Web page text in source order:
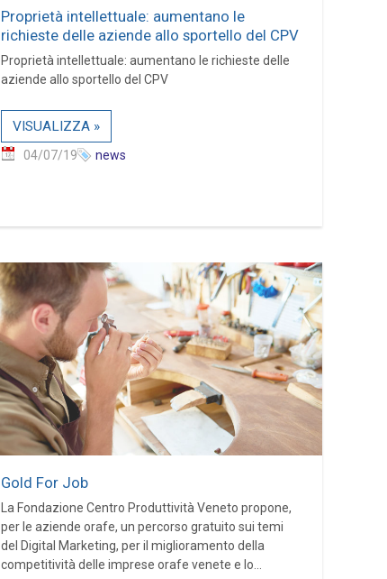
Proprietà intellettuale: aumentano le
richieste delle aziende allo sportello del CPV
Proprietà intellettuale: aumentano le richieste delle
aziende allo sportello del CPV
VISUALIZZA »
04/07/19 news
Gold For Job
La Fondazione Centro Produttività Veneto propone,
per le aziende orafe, un percorso gratuito sui temi
del Digital Marketing, per il miglioramento della
competitività delle imprese orafe venete e lo...